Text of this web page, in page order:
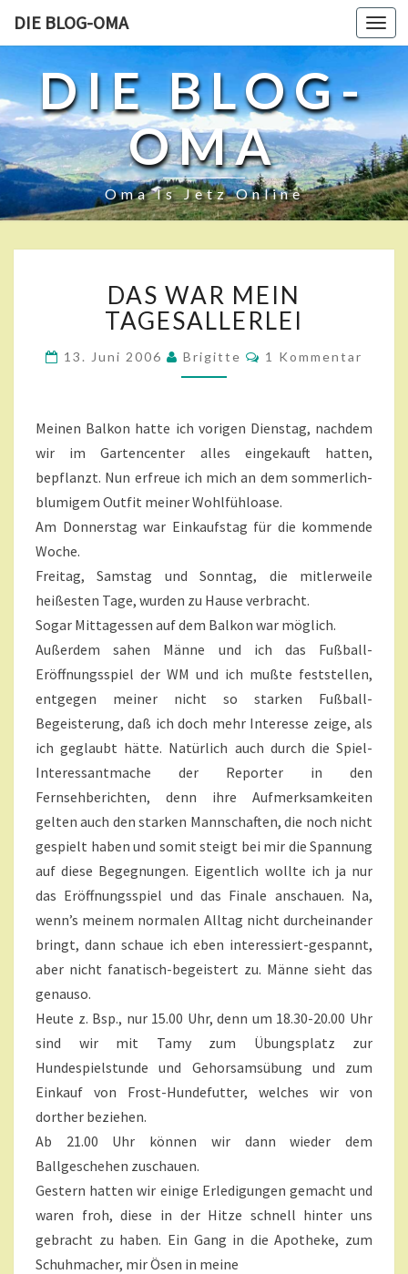
DIE BLOG-OMA
DIE BLOG-
OMA
Oma Is Jetz Online
A
S
W
A
R
I
N
T
A
E
A
L
E
L
E
>
DAS WAR MEIN
TAGESALLERLEI
13. Juni 2006 Brigitte
K
O
N
T
A
R
E
1 Kommentar
Meinen Balkon hatte ich vorigen Dienstag, nachdem
wir im Gartencenter alles eingekauft hatten,
bepflanzt. Nun erfreue ich mich an dem sommerlich-
blumigem Outfit meiner Wohlfühloase.
Am Donnerstag war Einkaufstag für die kommende
Woche.
Freitag, Samstag und Sonntag, die mitlerweile
heißesten Tage, wurden zu Hause verbracht.
Sogar Mittagessen auf dem Balkon war möglich.
Außerdem sahen Männe und ich das Fußball-
Eröffnungsspiel der WM und ich mußte feststellen,
entgegen meiner nicht so starken Fußball-
Begeisterung, daß ich doch mehr Interesse zeige, als
ich geglaubt hätte. Natürlich auch durch die Spiel-
Interessantmache der Reporter in den
Fernsehberichten, denn ihre Aufmerksamkeiten
gelten auch den starken Mannschaften, die noch nicht
gespielt haben und somit steigt bei mir die Spannung
auf diese Begegnungen. Eigentlich wollte ich ja nur
das Eröffnungsspiel und das Finale anschauen. Na,
wenn’s meinem normalen Alltag nicht durcheinander
bringt, dann schaue ich eben interessiert-gespannt,
aber nicht fanatisch-begeistert zu. Männe sieht das
genauso.
Heute z. Bsp., nur 15.00 Uhr, denn um 18.30-20.00 Uhr
sind wir mit Tamy zum Übungsplatz zur
Hundespielstunde und Gehorsamsübung und zum
Einkauf von Frost-Hundefutter, welches wir von
dorther beziehen.
Ab 21.00 Uhr können wir dann wieder dem
Ballgeschehen zuschauen.
Gestern hatten wir einige Erledigungen gemacht und
waren froh, diese in der Hitze schnell hinter uns
gebracht zu haben. Ein Gang in die Apotheke, zum
Schuhmacher, mir Ösen in meine